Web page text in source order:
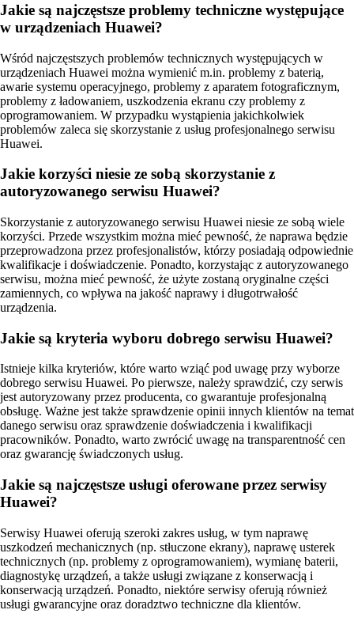
Jakie są najczęstsze problemy techniczne występujące
w urządzeniach Huawei?
Wśród najczęstszych problemów technicznych występujących w
urządzeniach Huawei można wymienić m.in. problemy z baterią,
awarie systemu operacyjnego, problemy z aparatem fotograficznym,
problemy z ładowaniem, uszkodzenia ekranu czy problemy z
oprogramowaniem. W przypadku wystąpienia jakichkolwiek
problemów zaleca się skorzystanie z usług profesjonalnego serwisu
Huawei.
Jakie korzyści niesie ze sobą skorzystanie z
autoryzowanego serwisu Huawei?
Skorzystanie z autoryzowanego serwisu Huawei niesie ze sobą wiele
korzyści. Przede wszystkim można mieć pewność, że naprawa będzie
przeprowadzona przez profesjonalistów, którzy posiadają odpowiednie
kwalifikacje i doświadczenie. Ponadto, korzystając z autoryzowanego
serwisu, można mieć pewność, że użyte zostaną oryginalne części
zamiennych, co wpływa na jakość naprawy i długotrwałość
urządzenia.
Jakie są kryteria wyboru dobrego serwisu Huawei?
Istnieje kilka kryteriów, które warto wziąć pod uwagę przy wyborze
dobrego serwisu Huawei. Po pierwsze, należy sprawdzić, czy serwis
jest autoryzowany przez producenta, co gwarantuje profesjonalną
obsługę. Ważne jest także sprawdzenie opinii innych klientów na temat
danego serwisu oraz sprawdzenie doświadczenia i kwalifikacji
pracowników. Ponadto, warto zwrócić uwagę na transparentność cen
oraz gwarancję świadczonych usług.
Jakie są najczęstsze usługi oferowane przez serwisy
Huawei?
Serwisy Huawei oferują szeroki zakres usług, w tym naprawę
uszkodzeń mechanicznych (np. stłuczone ekrany), naprawę usterek
technicznych (np. problemy z oprogramowaniem), wymianę baterii,
diagnostykę urządzeń, a także usługi związane z konserwacją i
konserwacją urządzeń. Ponadto, niektóre serwisy oferują również
usługi gwarancyjne oraz doradztwo techniczne dla klientów.